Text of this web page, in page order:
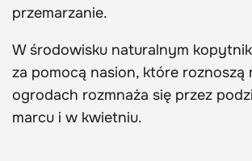
przemarzanie.
W środowisku naturalnym
za pomocą nasion, które roznoszą
ogrodach rozmnaża się przez
marcu i w kwietniu.